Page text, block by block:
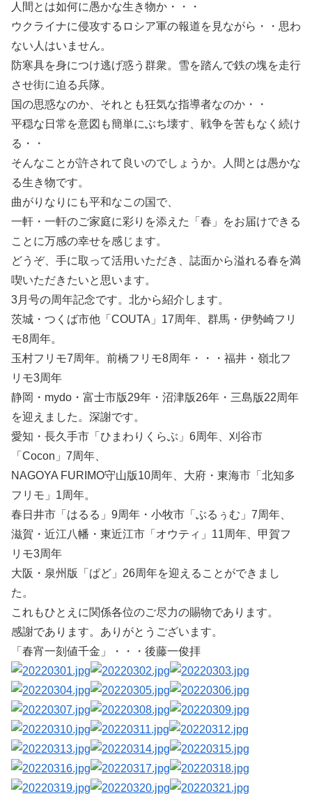
人間とは如何に愚かな生き物か・・・
ウクライナに侵攻するロシア軍の報道を見ながら・・思わ
ない人はいません。
防寒具を身につけ逃げ惑う群衆。雪を踏んで鉄の塊を走行
させ街に迫る兵隊。
国の思惑なのか、それとも狂気な指導者なのか・・
平穏な日常を意図も簡単にぶち壊す、戦争を苦もなく続け
る・・
そんなことが許されて良いのでしょうか。人間とは愚かな
る生き物です。
曲がりなりにも平和なこの国で、
一軒・一軒のご家庭に彩りを添えた「春」をお届けできる
ことに万感の幸せを感じます。
どうぞ、手に取って活用いただき、誌面から溢れる春を満
喫いただきたいと思います。
3月号の周年記念です。北から紹介します。
茨城・つくば市他「COUTA」17周年、群馬・伊勢崎フリ
モ8周年。
玉村フリモ7周年。前橋フリモ8周年・・・福井・嶺北フ
リモ3周年
静岡・mydo・富士市版29年・沼津版26年・三島版22周年
を迎えました。深謝です。
愛知・長久手市「ひまわりくらぶ」6周年、刈谷市
「Cocon」7周年、
NAGOYA FURIMO守山版10周年、大府・東海市「北知多
フリモ」1周年。
春日井市「はるる」9周年・小牧市「ぶるぅむ」7周年、
滋賀・近江八幡・東近江市「オウティ」11周年、甲賀フ
リモ3周年
大阪・泉州版「ぱど」26周年を迎えることができまし
た。
これもひとえに関係各位のご尽力の賜物であります。
感謝であります。ありがとうございます。
「春宵一刻値千金」・・・後藤一俊拝